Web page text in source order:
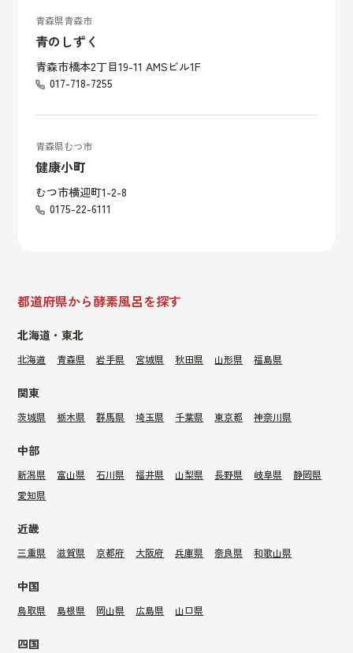
青森県青森市
青のしずく
青森市橋本2丁目19-11 AMSビル1F
017-718-7255
青森県むつ市
健康小町
むつ市横迎町1-2-8
0175-22-6111
都道府県から酵素風呂を探す
北海道・東北
北海道 青森県 岩手県 宮城県 秋田県 山形県 福島県
関東
茨城県 栃木県 群馬県 埼玉県 千葉県 東京都 神奈川県
中部
新潟県 富山県 石川県 福井県 山梨県 長野県 岐阜県
静岡県
愛知県
近畿
三重県 滋賀県 京都府 大阪府 兵庫県 奈良県 和歌山県
中国
鳥取県 島根県 岡山県 広島県 山口県
四国